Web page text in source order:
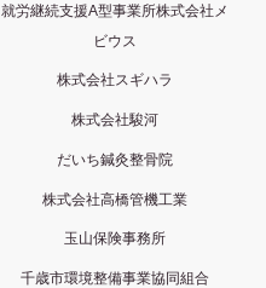
就労継続支援A型事業所株式会社メ
ビウス
株式会社スギハラ
株式会社駿河
だいち鍼灸整骨院
株式会社高橋管機工業
玉山保険事務所
千歳市環境整備事業協同組合